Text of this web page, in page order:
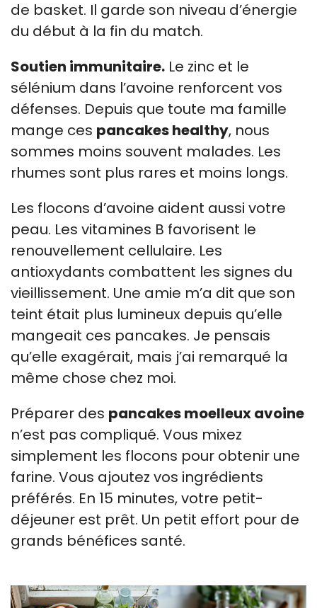
de basket. Il garde son niveau d’énergie
du début à la fin du match.
Soutien immunitaire. Le zinc et le
sélénium dans l’avoine renforcent vos
défenses. Depuis que toute ma famille
mange ces pancakes healthy, nous
sommes moins souvent malades. Les
rhumes sont plus rares et moins longs.
Les flocons d’avoine aident aussi votre
peau. Les vitamines B favorisent le
renouvellement cellulaire. Les
antioxydants combattent les signes du
vieillissement. Une amie m’a dit que son
teint était plus lumineux depuis qu’elle
mangeait ces pancakes. Je pensais
qu’elle exagérait, mais j’ai remarqué la
même chose chez moi.
Préparer des pancakes moelleux avoine
n’est pas compliqué. Vous mixez
simplement les flocons pour obtenir une
farine. Vous ajoutez vos ingrédients
préférés. En 15 minutes, votre petit-
déjeuner est prêt. Un petit effort pour de
grands bénéfices santé.